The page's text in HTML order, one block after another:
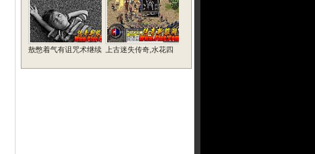
敖憋着气有诅咒术继续 上古迷失传奇,水花四